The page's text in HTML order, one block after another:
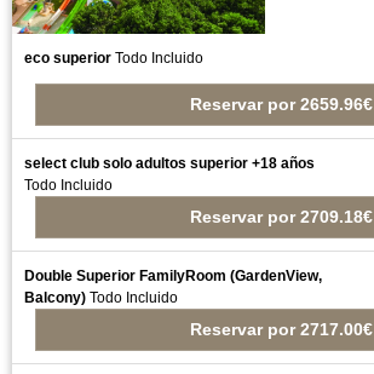
eco superior Todo Incluido
Reservar por 2659.96€
select club solo adultos superior +18 años
Todo Incluido
Reservar por 2709.18€
Double Superior FamilyRoom (GardenView,
Balcony) Todo Incluido
Reservar por 2717.00€